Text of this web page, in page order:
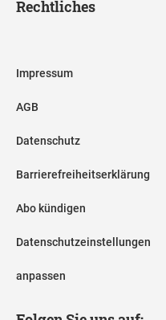
Rechtliches
Impressum
AGB
Datenschutz
Barrierefreiheitserklärung
Abo kündigen
Datenschutzeinstellungen
anpassen